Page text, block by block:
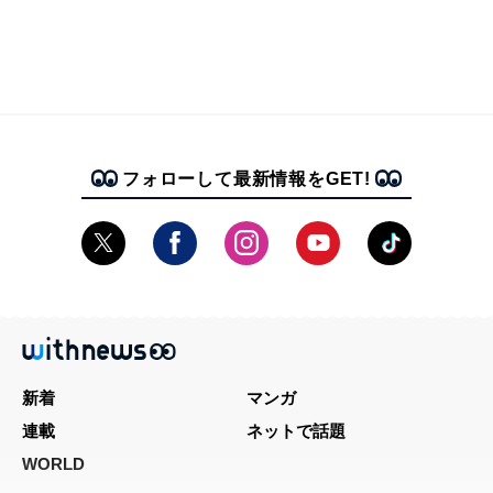
フォローして最新情報をGET!
新着
マンガ
連載
ネットで話題
WORLD